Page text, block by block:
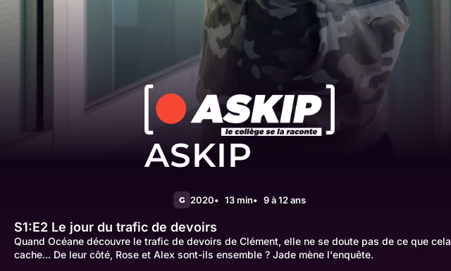
ASKIP
G 2020 13 min 9 à 12 ans
S1:E2 Le jour du trafic de devoirs
Quand Océane découvre le trafic de devoirs de Clément, elle ne se doute pas de ce que cela
cache... De leur côté, Rose et Alex sont-ils ensemble ? Jade mène l'enquête.